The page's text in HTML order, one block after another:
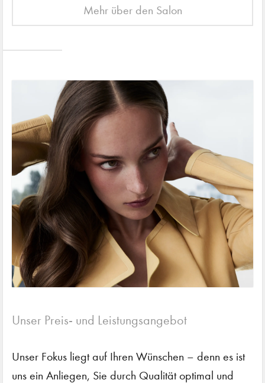
Mehr über den Salon
Unser Preis- und Leistungsangebot
Unser Fokus liegt auf Ihren Wünschen – denn es ist
uns ein Anliegen, Sie durch Qualität optimal und